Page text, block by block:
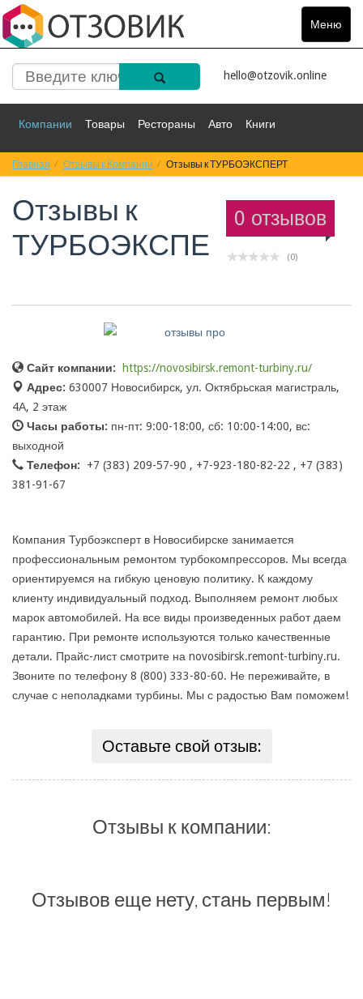
Меню
Toggle
hello@otzovik.online
Компании Товары Рестораны Авто Книги
Спорт Фильмы Деньги Путешествия
Красота Здоровье
Главная Отзывы к Компании Отзывы к ТУРБОЭКСПЕРТ
0 отзывов
(0)
Отзывы к
ТУРБОЭКСПЕРТ
Сайт компании:
https://novosibirsk.remont-turbiny.ru/
Адрес: 630007 Новосибирск, ул. Октябрьская магистраль,
4А, 2 этаж
Часы работы: пн-пт: 9:00-18:00, сб: 10:00-14:00, вс:
выходной
Телефон:
+7 (383) 209-57-90 , +7-923-180-82-22 , +7 (383)
381-91-67
Компания Турбоэксперт в Новосибирске занимается
профессиональным ремонтом турбокомпрессоров. Мы всегда
ориентируемся на гибкую ценовую политику. К каждому
клиенту индивидуальный подход. Выполняем ремонт любых
марок автомобилей. На все виды произведенных работ даем
гарантию. При ремонте используются только качественные
детали. Прайс-лист смотрите на novosibirsk.remont-turbiny.ru.
Звоните по телефону 8 (800) 333-80-60. Не переживайте, в
случае с неполадками турбины. Мы с радостью Вам поможем!
Оставьте свой отзыв:
Отзывы к компании:
Отзывов еще нету, стань первым!